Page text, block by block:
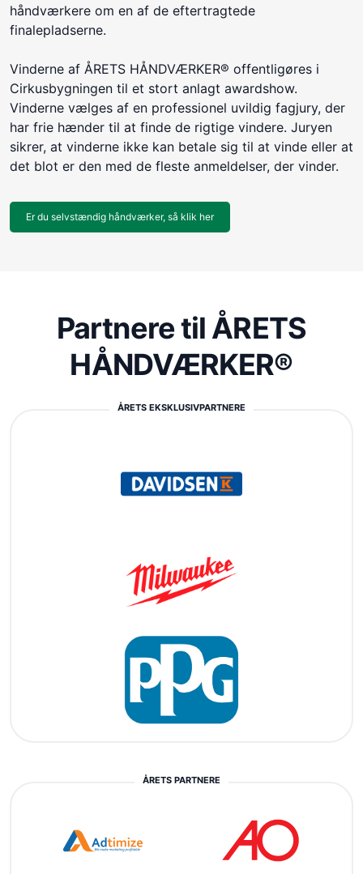
håndværkere om en af de eftertragtede
finalepladserne.
Vinderne af ÅRETS HÅNDVÆRKER® offentligøres i
Cirkusbygningen til et stort anlagt awardshow.
Vinderne vælges af en professionel uvildig fagjury, der
har frie hænder til at finde de rigtige vindere. Juryen
sikrer, at vinderne ikke kan betale sig til at vinde eller at
det blot er den med de fleste anmeldelser, der vinder.
Er du selvstændig håndværker, så klik her
Partnere til ÅRETS
HÅNDVÆRKER®
ÅRETS EKSKLUSIVPARTNERE
ÅRETS PARTNERE